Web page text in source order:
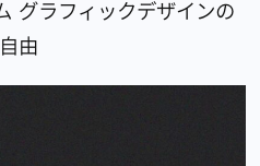
グラフィックデザインの
由